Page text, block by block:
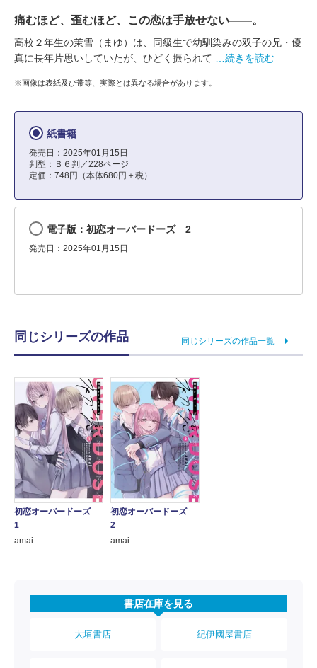
痛むほど、歪むほど、この恋は手放せない――。
高校２年生の茉雪（まゆ）は、同級生で幼馴染みの双子の兄・優
真に長年片思いしていたが、ひどく振られて
…続きを読む
※画像は表紙及び帯等、実際とは異なる場合があります。
紙書籍
発売日：2025年01月15日
判型：Ｂ６判／228ページ
定価：748円（本体680円＋税）
電子版：初恋オーバードーズ 2
発売日：2025年01月15日
同じシリーズの作品 同じシリーズの作品一覧
初恋オーバードーズ
1
amai
初恋オーバードーズ
2
amai
書店在庫を見る
大垣書店 紀伊國屋書店